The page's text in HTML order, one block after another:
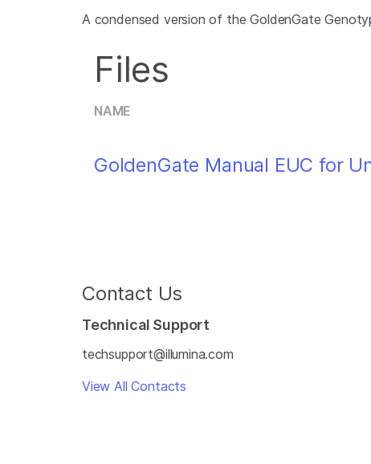
A condensed version of the GoldenGate
Files
NAME
GoldenGate Manual EUC for
Contact Us
Technical Support
techsupport@illumina.com
View All Contacts